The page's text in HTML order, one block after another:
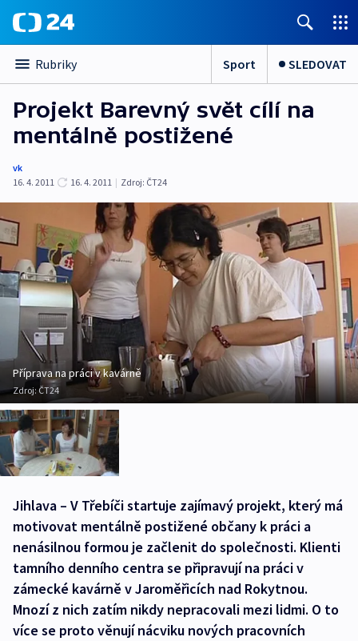
Rubriky Sport SLEDOVAT
Projekt Barevný svět cílí na
mentálně postižené
vk
16. 4. 2011
16. 4. 2011 | Zdroj: ČT24
Příprava na práci v kavárně
Zdroj: ČT24
Jihlava – V Třebíči startuje zajímavý projekt, který má
motivovat mentálně postižené občany k práci a
nenásilnou formou je začlenit do společnosti. Klienti
tamního denního centra se připravují na práci v
zámecké kavárně v Jaroměřicích nad Rokytnou.
Mnozí z nich zatím nikdy nepracovali mezi lidmi. O to
více se proto věnují nácviku nových pracovních